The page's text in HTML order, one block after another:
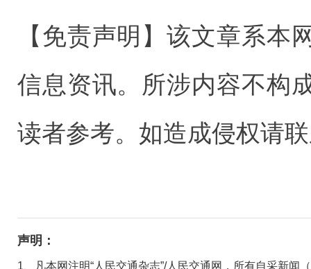
【免责声明】该文章系本
信息资讯。所涉内容不构
读者参考。如造成侵权请
声明：
1、凡本网注明“人民交通杂志”/人民交通网，所有自采新